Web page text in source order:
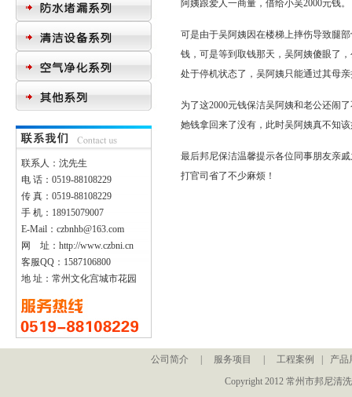
联系人：沈先生
电 话：0519-88108229
传 真：0519-88108229
手 机：18915079007
E-Mail：czbnhb@163.com
网 址：http://www.czbni.cn
客服QQ：1587106800
地 址：常州文化宫城市花园
阿姨跟爱人一商量，借给小吴2000元钱。
可是由于吴阿姨因在楼梯上摔伤导致腿
钱，可是等到取钱那天，吴阿姨傻眼了
处于停机状态了，吴阿姨只能通过其母
为了这2000元钱保洁吴阿姨和老公还闹
她钱拿回来了没有，此时吴阿姨真不知
最后邦尼保洁温馨提示各位同事朋友亲
打官司省了不少麻烦！
公司简介 服务项目 工程案例
产品
Copyright 2012 常州市邦尼清